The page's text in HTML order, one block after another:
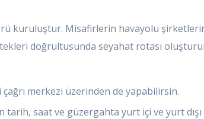
kuruluştur. Misafirlerin havayolu
doğrultusunda seyahat rotası
merkezi üzerinden de yapabilirsin.
saat ve güzergahta yurt içi ve yurt